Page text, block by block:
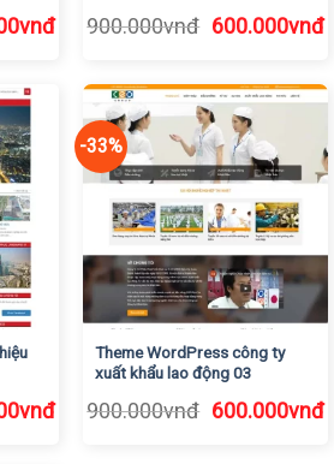
vnđGiá
600.000vnđ.
900.000vnđ Giá
900.000vnđ.
600.000vnđ
vnđGiá
-33%
Theme WordPress công ty
xuất khẩu lao động 03
900.000vnđ Giá
600.000vnđ